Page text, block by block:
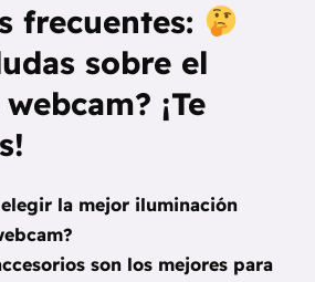
frecuentes:
sobre el
¡Te
la mejor iluminación
son los mejores para